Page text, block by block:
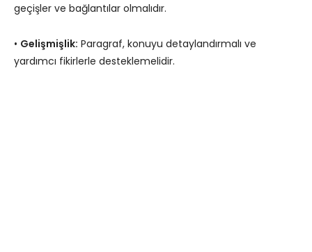
geçişler ve bağlantılar olmalıdır.
• Gelişmişlik: Paragraf, konuyu detaylandırmalı ve
yardımcı fikirlerle desteklemelidir.